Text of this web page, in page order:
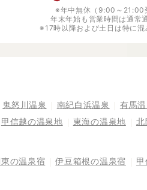
※年中無休（9:00～21:00
年末年始も営業時間は通常
※17時以降および土日は特に混
鬼怒川温泉 南紀白浜温泉 有馬温
甲信越の温泉地 東海の温泉地 北
の温泉宿 伊豆箱根の温泉宿